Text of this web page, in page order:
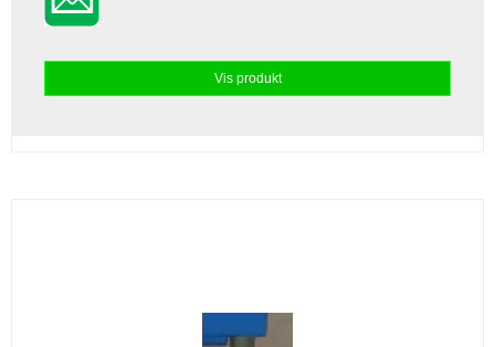
Vis produkt